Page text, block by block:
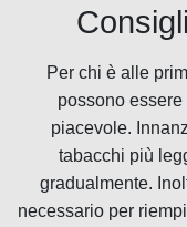
Per chi è alle
possono
piacevole.
tabacchi più
gradualmente.
necessario per